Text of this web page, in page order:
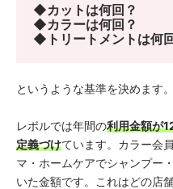
◆カットは何回？
◆カラーは何回？
◆トリートメントは何
というような基準を決めます。
レボルでは年間の利用金額が
定義づけています。カラー会
マ・ホームケアでシャンプー
いた金額です。これはどの店